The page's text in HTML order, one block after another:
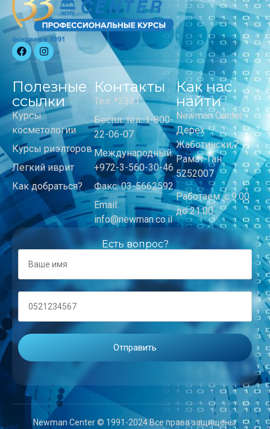
Полезные
ссылки
Курсы
косметологии
Курсы риэлторов
Легкий иврит
Как добраться?
Контакты
Тел: *3331
Беспл. тел: 1-800-
22-06-07
Международный:
+972-3-560-30-46
Факс: 03-5662592
Email:
info@newman.co.il
Как нас
найти
Newman Center
Дерех
Жаботински,7
Рамат-Ган
5252007
Работаем: с 9:00
до 21:00
Есть вопрос?
Newman Center © 1991-2024 Все права защищены.